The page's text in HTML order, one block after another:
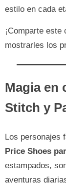
estilo en cada
¡Comparte
mostrarles los
Magia en
Stitch y
Los personajes
Price Shoes
estampados,
aventuras